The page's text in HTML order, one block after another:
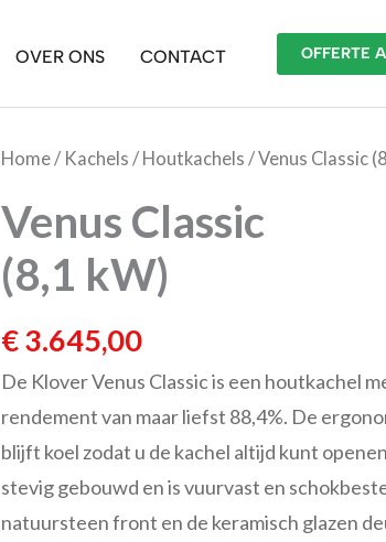
OVER ONS CONTACT OFFERTE
Home/ Kachels / Houtkachels / Venus Classic
Venus Classic
(8,1 kW)
€3.645,00
De Klover Venus Classic is een houtkachel
rendement van maar liefst 88,4%. De
blijft koel zodat u de kachel altijd kunt
stevig gebouwd en is vuurvast en
natuursteen front en de keramisch glazen
Venus
(8,1
kW)
aantal